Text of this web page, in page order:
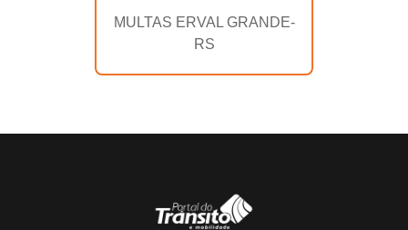
MULTAS ERVAL GRANDE-
RS